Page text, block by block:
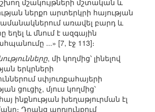
մշակույթների մշտական և
ներքո արտերկրի հայության
առավել բարդ և
եղել և մնում է ազգային
...» [7, էջ 113]։
, մի կողմից՝ լինելով
երկրների
սփյուռքահայերի
ցուցիչ, մյուս կողմից՝
ինքնության խեղաթյուրման էլ
Դրանց արդյունքում